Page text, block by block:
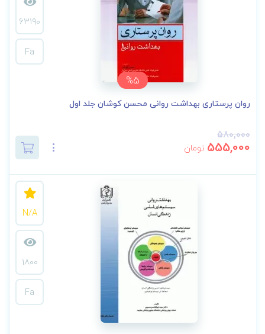
%5
63190
Fa
روان پرستاری بهداشت روانی محسن کوشان جلد اول
580,000
555,000 تومان
N/A
1800
Fa